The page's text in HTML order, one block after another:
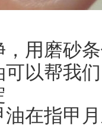
用磨砂
以帮我
油在指甲